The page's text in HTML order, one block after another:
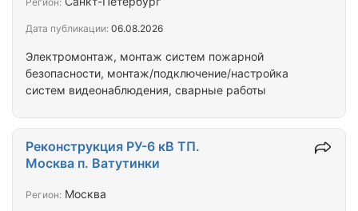
т.д. Оконечные устройства обсуждаются в…
Электромонтаж, монтаж систем пожарной
безопасности, монтаж/подключение/настройка
систем видеонаблюдения, сварные работы
Дата публикации: 06.08.2026
Реконструкция РУ-6 кВ ТП.
Москва п. Ватутинки
Регион: Москва